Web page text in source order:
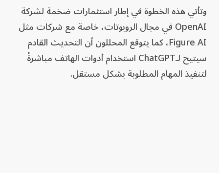
وتأتي هذه الخطوة في إطار استثمارات ضخمة لشركة
OpenAI في مجال الروبوتات، خاصة مع شركات مثل
Figure AI، كما يتوقع المحللون أن التحديث القادم
سيتيح لـChatGPT استخدام أدوات الهاتف مباشرةً
لتنفيذ المهام المطلوبة بشكل مستقل.